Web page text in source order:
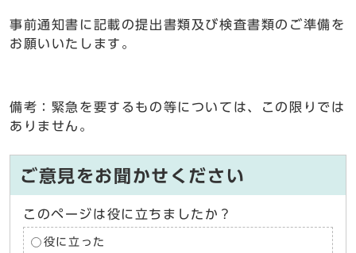
事前通知書に記載の提出書類及び検査書類のご準備を
お願いいたします。
備考：緊急を要するもの等については、この限りでは
ありません。
ご意見をお聞かせください
このページは役に立ちましたか？
役に立った